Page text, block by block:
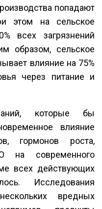
попадают
этом на сельское
всех загрязнений
образом, сельское
влияние на 75%
через питание и
которые бы
влияние
гормонов роста,
на современного
всех действующих
Исследования
вредных